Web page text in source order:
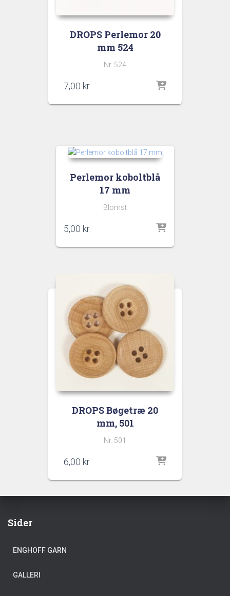
DROPS Perlemor 20
mm 524
Nr. 524
7,00 kr.
Perlemor koboltblå
17 mm
Blomst
5,00 kr.
DROPS Bøgetræ 20
mm, 501
Nr. 501
6,00 kr.
Sider
ENGHOFF GARN
GALLERI